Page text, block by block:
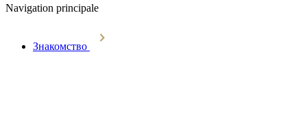
Navigation principale
Знакомство